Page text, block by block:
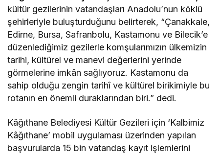
kültür gezilerinin vatandaşları Anadolu’nun köklü
şehirleriyle buluşturduğunu belirterek, “Çanakkale,
Edirne, Bursa, Safranbolu, Kastamonu ve Bilecik’e
düzenlediğimiz gezilerle komşularımızın ülkemizin
tarihi, kültürel ve manevi değerlerini yerinde
görmelerine imkân sağlıyoruz. Kastamonu da
sahip olduğu zengin tarihî ve kültürel birikimiyle bu
rotanın en önemli duraklarından biri.” dedi.
Kâğıthane Belediyesi Kültür Gezileri için ‘Kalbimiz
Kâğıthane’ mobil uygulaması üzerinden yapılan
başvurularda 15 bin vatandaş kayıt işlemlerini